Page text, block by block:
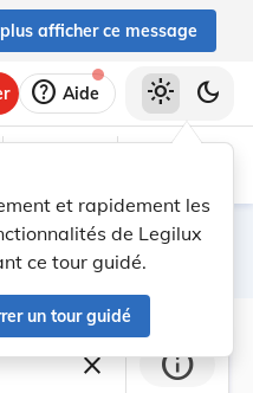
afficher ce message
help Aide
et rapidement les
de Legilux
ce tour guidé.
un tour guidé
light_mode dark_mode
closeFermer la barre
info